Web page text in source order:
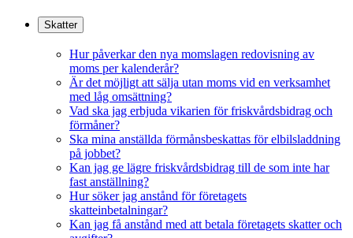
Skatter
Hur påverkar den nya momslagen redovisning av
moms per kalenderår?
Är det möjligt att sälja utan moms vid en verksamhet
med låg omsättning?
Vad ska jag erbjuda vikarien för friskvårdsbidrag och
förmåner?
Ska mina anställda förmånsbeskattas för elbilsladdning
på jobbet?
Kan jag ge lägre friskvårdsbidrag till de som inte har
fast anställning?
Hur söker jag anstånd för företagets
skatteinbetalningar?
Kan jag få anstånd med att betala företagets skatter och